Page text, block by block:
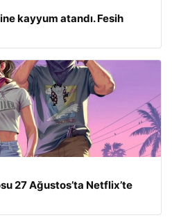
kayyum atandı. Fesih
27 Ağustos’ta Netflix’te